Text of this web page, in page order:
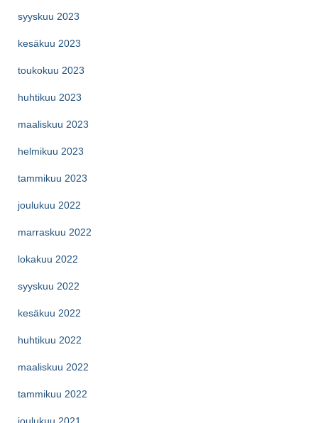
syyskuu 2023
kesäkuu 2023
toukokuu 2023
huhtikuu 2023
maaliskuu 2023
helmikuu 2023
tammikuu 2023
joulukuu 2022
marraskuu 2022
lokakuu 2022
syyskuu 2022
kesäkuu 2022
huhtikuu 2022
maaliskuu 2022
tammikuu 2022
joulukuu 2021